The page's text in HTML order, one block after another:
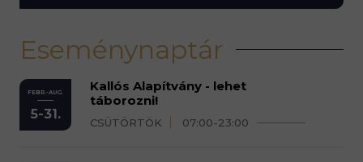
Eseménynaptár
FEBR.-AUG.
5-31.
Kallós Alapítvány - lehet
táborozni!
CSÜTÖRTÖK 07:00-23:00